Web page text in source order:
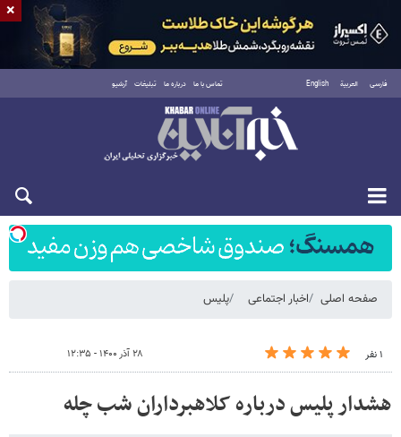
فارسی العربية English تماس با ما درباره ما تبلیغات آرشیو
شنبه ۱۷ مرداد ۱۴۰۵
صفحه اصلی اخبار اجتماعی پلیس
۱ نفر ۲۸ آذر ۱۴۰۰ - ۱۲:۳۵
هشدار پلیس درباره کلاهبرداران شب چله
×